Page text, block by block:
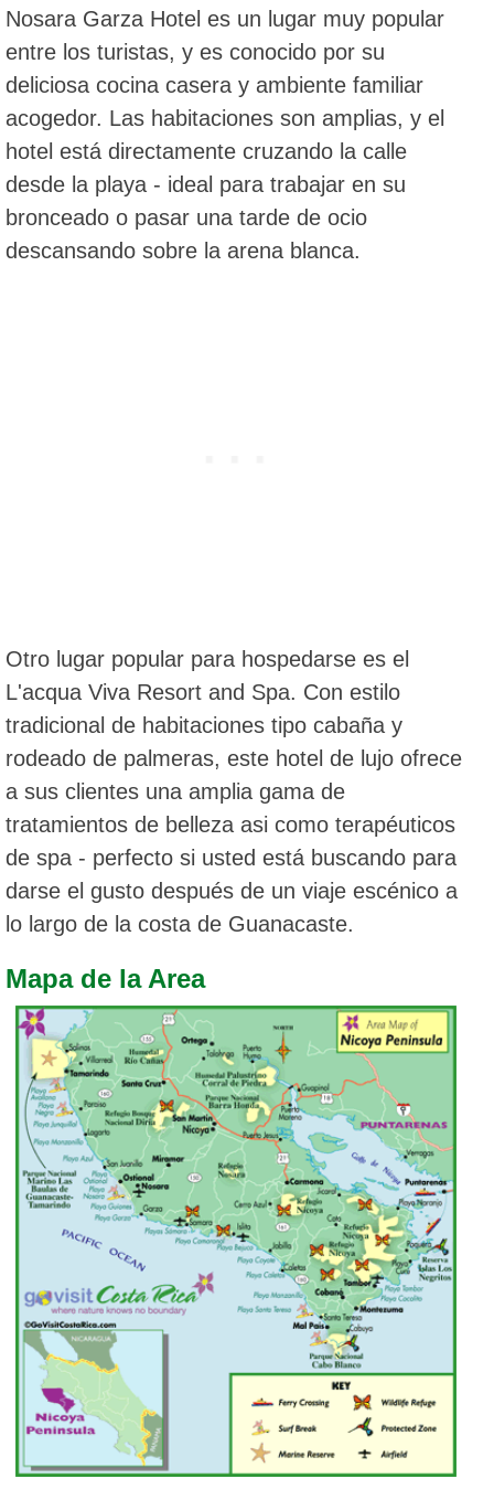
Nosara Garza Hotel es un lugar muy popular
entre los turistas, y es conocido por su
deliciosa cocina casera y ambiente familiar
acogedor. Las habitaciones son amplias, y el
hotel está directamente cruzando la calle
desde la playa - ideal para trabajar en su
bronceado o pasar una tarde de ocio
descansando sobre la arena blanca.
Otro lugar popular para hospedarse es el
L'acqua Viva Resort and Spa. Con estilo
tradicional de habitaciones tipo cabaña y
rodeado de palmeras, este hotel de lujo ofrece
a sus clientes una amplia gama de
tratamientos de belleza asi como terapéuticos
de spa - perfecto si usted está buscando para
darse el gusto después de un viaje escénico a
lo largo de la costa de Guanacaste.
Mapa de la Area